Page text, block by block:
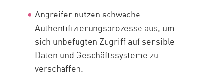
Angreifer nutzen schwache
Authentifizierungsprozesse aus, um
sich unbefugten Zugriff auf sensible
Daten und Geschäftssysteme zu
verschaffen.